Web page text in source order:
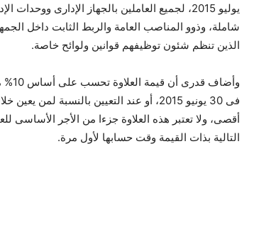
يوليو 2015، لجميع العاملين بالجهاز الإدارى
شاملة، وذوو المناصب العامة والربط الثابت داخل
الذين تنظم شئون توظيفهم قوانين ولوائح خاصة.
فى 30 يونيو 2015، أو عند التعيين بالنسبة
أقصى، ولا تعتبر هذه العلاوة جزءا من الأجر الأساسى
التالية بذات القيمة وقت حسابها لأول مرة.